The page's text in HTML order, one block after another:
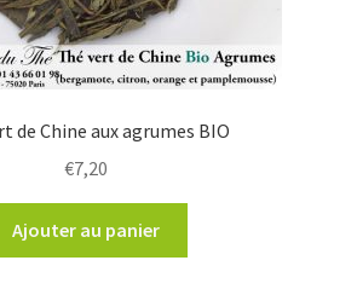
de Chine aux agrumes BIO
€7,20
Ajouter au panier